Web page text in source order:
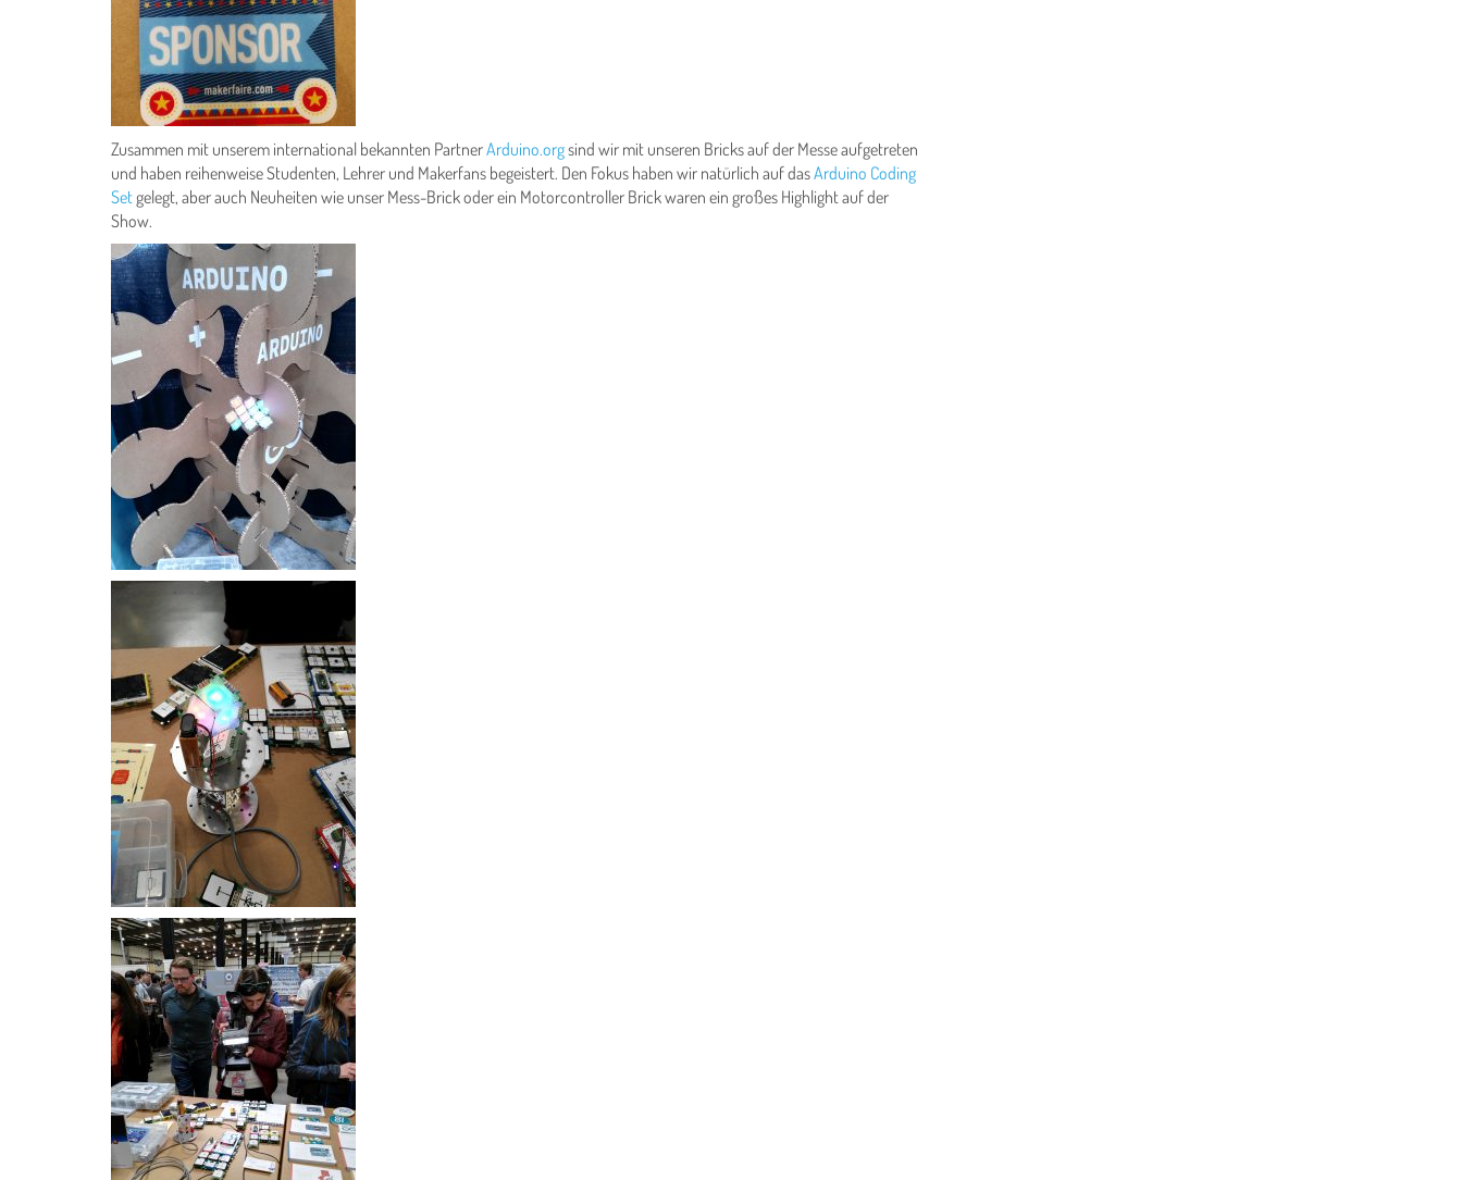
Zusammen mit unserem international bekannten PartnerArduino.orgsind wir mit unseren Bricks auf der Messe aufgetreten
und haben reihenweise Studenten, Lehrer und Makerfans begeistert. Den Fokus haben wir natürlich auf dasArduino Coding
Setgelegt, aber auch Neuheiten wie unser Mess-Brick oder ein Motorcontroller Brick waren ein großes Highlight auf der
Show.